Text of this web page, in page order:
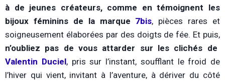
à de jeunes créateurs, comme en témoignent les
bijoux féminins de la marque 7bis, pièces rares et
soigneusement élaborées par des doigts de fée. Et puis,
n’oubliez pas de vous attarder sur les clichés de
Valentin Duciel, pris sur l’instant, soufflant le froid de
l’hiver qui vient, invitant à l’aventure, à dériver du côté